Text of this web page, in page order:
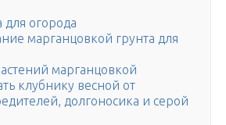
огорода
марганцовкой грунта для
марганцовкой
клубнику весной от
долгоносика и серой